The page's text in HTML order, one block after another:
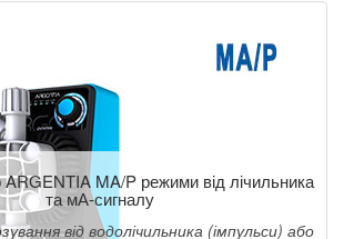
MA/P режими від лічильника
та мА-сигналу
від водолічильника (імпульси) або